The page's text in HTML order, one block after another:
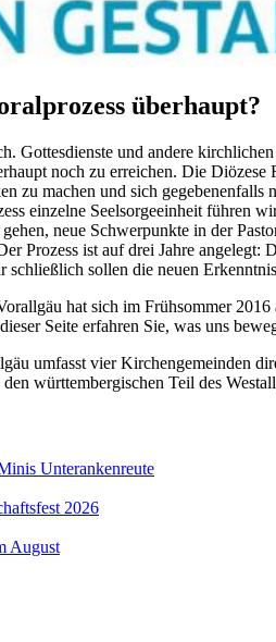
überhaupt?
Gottesdienste und andere
noch zu erreichen. Die
zu machen und sich
einzelne Seelsorgeeinheit führen
neue Schwerpunkte in der
Prozess ist auf drei Jahre
schließlich sollen die neuen
hat sich im Frühsommer
Seite erfahren Sie, was uns
umfasst vier Kirchengemeinden
württembergischen Teil des
Unterankenreute
2026
August